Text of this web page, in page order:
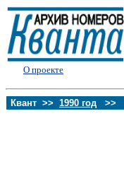
О проекте
Квант >> 1990 год >>